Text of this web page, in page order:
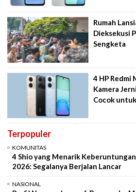
Rumah
Dieksekusi
Sengketa
4 HP Redmi
Kamera
Cocok
Terpopuler
KOMUNITAS
4 Shio yang Menarik
2026: Segalanya Berjalan Lancar
NASIONAL